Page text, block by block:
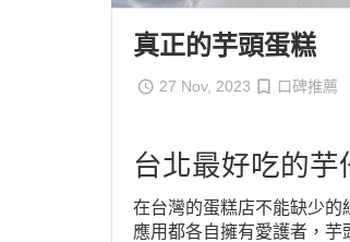
真正的芋頭蛋糕
27 Nov, 2023 口碑推薦
台北最好吃的
在台灣的蛋糕店不能缺少
應用都各自擁有愛護者，